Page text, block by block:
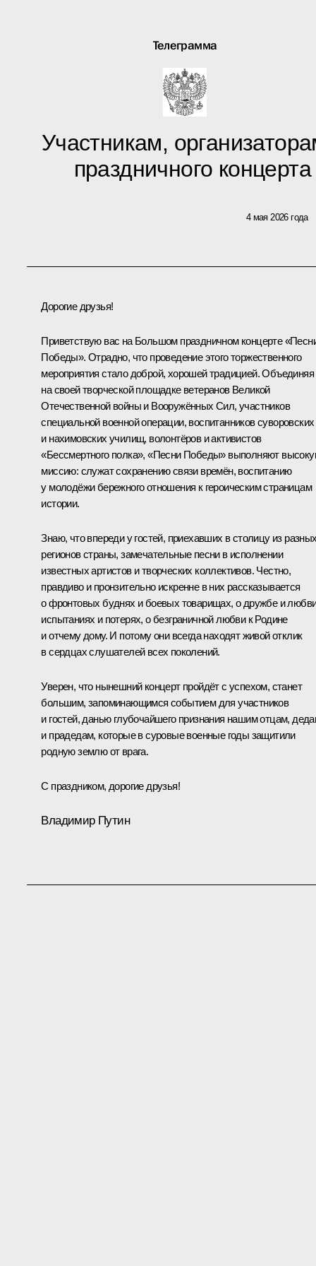
Телеграмма
Участникам,
праздничного
4 мая 2026 года
Дорогие друзья!
Приветствую вас на Большом праздничном концерте
Победы». Отрадно, что проведение этого торжественного
мероприятия стало доброй, хорошей традицией. Объединяя
на своей творческой площадке ветеранов Великой
Отечественной войны и Вооружённых Сил, участников
специальной военной операции, воспитанников суворовских
и нахимовских училищ, волонтёров и активистов
«Бессмертного полка», «Песни Победы» выполняют
миссию: служат сохранению связи времён, воспитанию
у молодёжи бережного отношения к героическим страницам
истории.
Знаю, что впереди у гостей, приехавших в столицу из
регионов страны, замечательные песни в исполнении
известных артистов и творческих коллективов. Честно,
правдиво и пронзительно искренне в них рассказывается
о фронтовых буднях и боевых товарищах, о дружбе и
испытаниях и потерях, о безграничной любви к Родине
и отчему дому. И потому они всегда находят живой отклик
в сердцах слушателей всех поколений.
Уверен, что нынешний концерт пройдёт с успехом, станет
большим, запоминающимся событием для участников
и гостей, данью глубочайшего признания нашим отцам,
и прадедам, которые в суровые военные годы защитили
родную землю от врага.
С праздником, дорогие друзья!
Владимир Путин